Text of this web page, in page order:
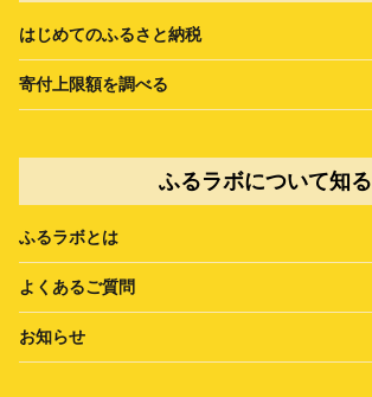
はじめてのふるさと納税
寄付上限額を調べる
ふるラボについて知る
ふるラボとは
よくあるご質問
お知らせ